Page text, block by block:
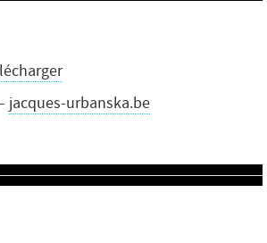
jacques-urbanska.be